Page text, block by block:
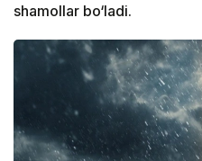
shamollar bo‘ladi.